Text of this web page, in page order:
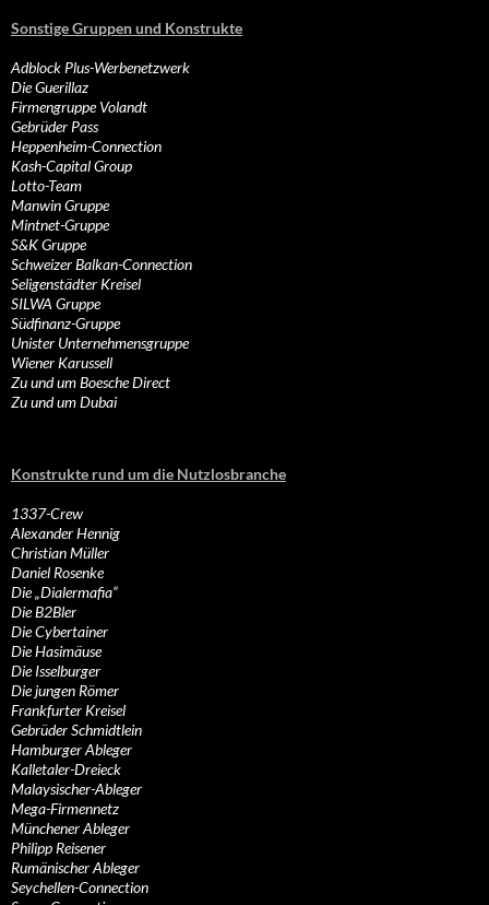
Sonstige Gruppen und Konstrukte
Adblock Plus-Werbenetzwerk
Die Guerillaz
Firmengruppe Volandt
Gebrüder Pass
Heppenheim-Connection
Kash-Capital Group
Lotto-Team
Manwin Gruppe
Mintnet-Gruppe
S&K Gruppe
Schweizer Balkan-Connection
Seligenstädter Kreisel
SILWA Gruppe
Südfinanz-Gruppe
Unister Unternehmensgruppe
Wiener Karussell
Zu und um Boesche Direct
Zu und um Dubai
Konstrukte rund um die Nutzlosbranche
1337-Crew
Alexander Hennig
Christian Müller
Daniel Rosenke
Die „Dialermafia“
Die B2Bler
Die Cybertainer
Die Hasimäuse
Die Isselburger
Die jungen Römer
Frankfurter Kreisel
Gebrüder Schmidtlein
Hamburger Ableger
Kalletaler-Dreieck
Malaysischer-Ableger
Mega-Firmennetz
Münchener Ableger
Philipp Reisener
Rumänischer Ableger
Seychellen-Connection